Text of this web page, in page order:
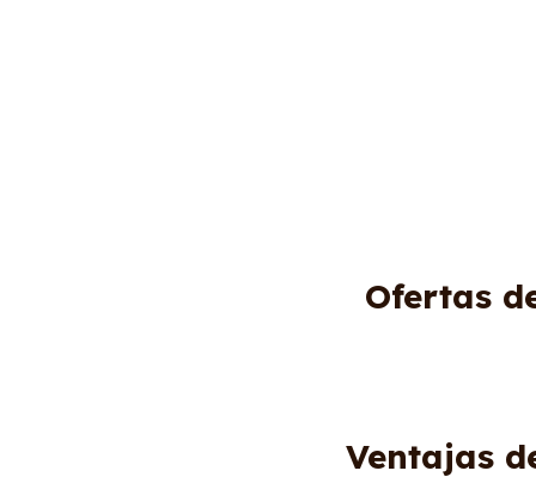
Ofertas
Ventajas